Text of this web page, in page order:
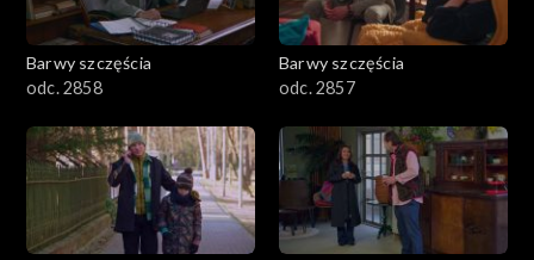
Barwy szczęścia
odc. 2858
Barwy szczęścia
odc. 2857